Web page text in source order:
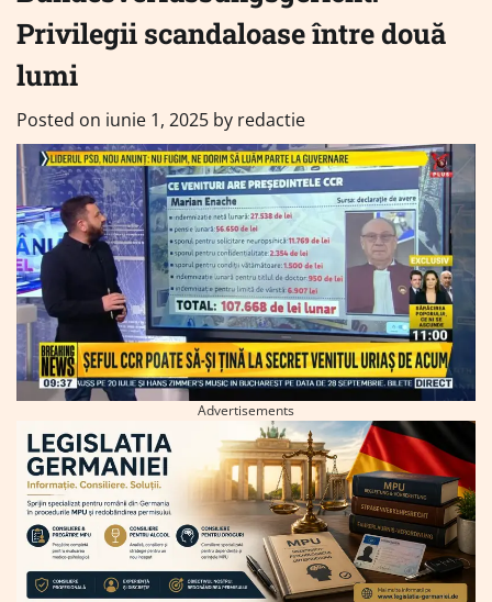
Privilegii scandaloase între două
lumi
Posted on iunie 1, 2025 by redactie
Advertisements